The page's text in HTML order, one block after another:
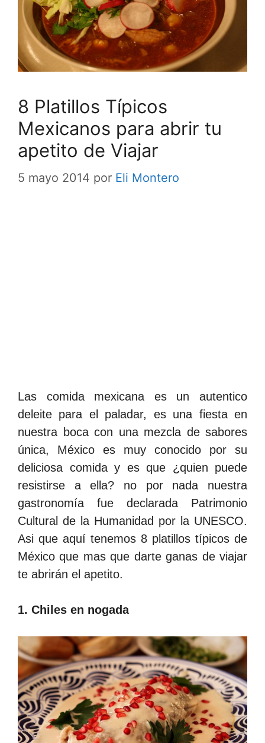
8 Platillos Típicos
Mexicanos para abrir tu
apetito de Viajar
5 mayo 2014 por Eli Montero
Las comida mexicana es un autentico
deleite para el paladar, es una fiesta en
nuestra boca con una mezcla de sabores
única, México es muy conocido por su
deliciosa comida y es que ¿quien puede
resistirse a ella? no por nada nuestra
gastronomía fue declarada Patrimonio
Cultural de la Humanidad por la UNESCO.
Asi que aquí tenemos 8 platillos típicos de
México que mas que darte ganas de viajar
te abrirán el apetito.
1. Chiles en nogada